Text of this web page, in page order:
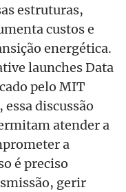
estruturas,
custos e
energética.
launches Data
pelo MIT
discussão
atender a
a
é preciso
gerir